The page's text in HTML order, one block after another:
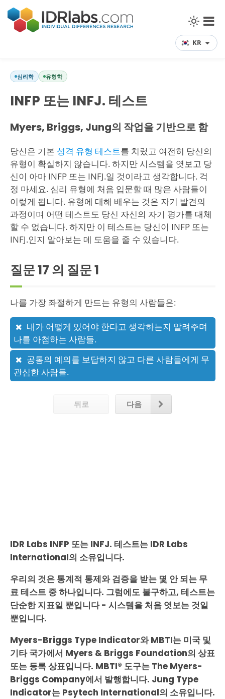
KR
심리학 유형학
INFP 또는 INFJ. 테스트
Myers, Briggs, Jung의 작업을 기반으로 함
당신은 기본 성격 유형 테스트를 치렀고 여전히 당신의
유형이 확실하지 않습니다. 하지만 시스템을 엿보고 당
신이 아마 INFP 또는 INFJ.일 것이라고 생각합니다. 걱
정 마세요. 심리 유형에 처음 입문할 때 많은 사람들이
이렇게 됩니다. 유형에 대해 배우는 것은 자기 발견의
과정이며 어떤 테스트도 당신 자신의 자기 평가를 대체
할 수 없습니다. 하지만 이 테스트는 당신이 INFP 또는
INFJ.인지 알아보는 데 도움을 줄 수 있습니다.
질문 17 의 질문1
나를 가장 좌절하게 만드는 유형의 사람들은:
내가 어떻게 있어야 한다고 생각하는지 알려주며
나를 아첨하는 사람들.
공통의 예의를 보답하지 않고 다른 사람들에게 무
관심한 사람들.
뒤로 다음
IDR Labs INFP 또는 INFJ. 테스트는 IDR Labs
International의 소유입니다.
우리의 것은 통계적 통제와 검증을 받는 몇 안 되는 무
료 테스트 중 하나입니다. 그럼에도 불구하고, 테스트는
단순한 지표일 뿐입니다 - 시스템을 처음 엿보는 것일
뿐입니다.
Myers-Briggs Type Indicator와 MBTI는 미국 및
기타 국가에서 Myers & Briggs Foundation의 상표
또는 등록 상표입니다. MBTI® 도구는 The Myers-
Briggs Company에서 발행합니다. Jung Type
Indicator는 Psytech International의 소유입니다.